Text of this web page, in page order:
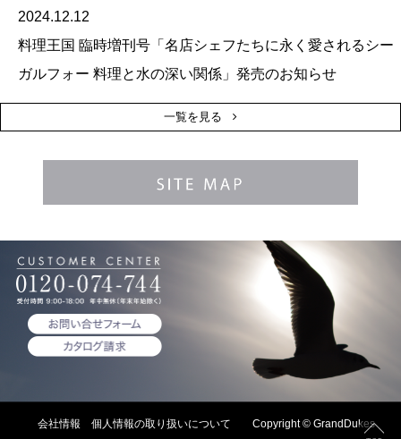
2024.12.12
料理王国 臨時増刊号「名店シェフたちに永く愛されるシー
ガルフォー 料理と水の深い関係」発売のお知らせ
一覧を見る
会社情報 個人情報の取り扱いについて Copyright © GrandDukes